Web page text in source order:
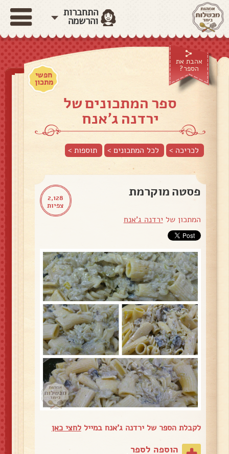
התחברות
והרשמה
אהבת את
הספר?
חפשי
מתכון
ספר המתכונים של
ירדנה ג'אנח
לכריכה > לכל המתכונים > תוספות>
2,128
צפיות
פסטה מוקרמת
המתכון של ירדנה ג'אנח
לקבלת הספר של ירדנה ג'אנח במייללחצי כאן
הוספה לספר